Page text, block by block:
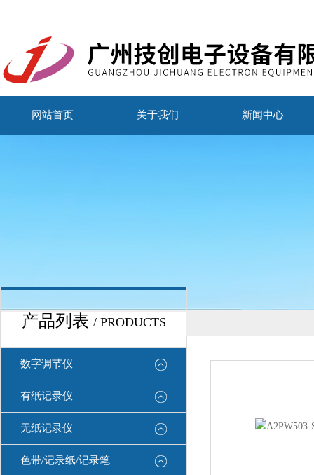
网站首页 关于我们 新闻中心
产品列表 / PRODUCTS
数字调节仪
有纸记录仪
无纸记录仪
色带/记录纸/记录笔